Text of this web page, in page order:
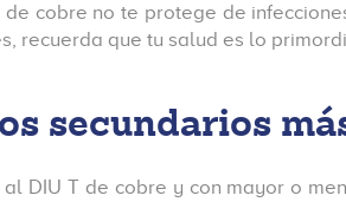
cobre no te protege de
recuerda que tu salud es lo
secundarios
DIU T de cobre y con mayor o